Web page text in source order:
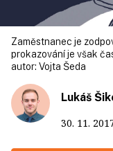
Zaměstnanec je
prokazování je však
autor: Vojta Šeda
Lukáš
30. 11.